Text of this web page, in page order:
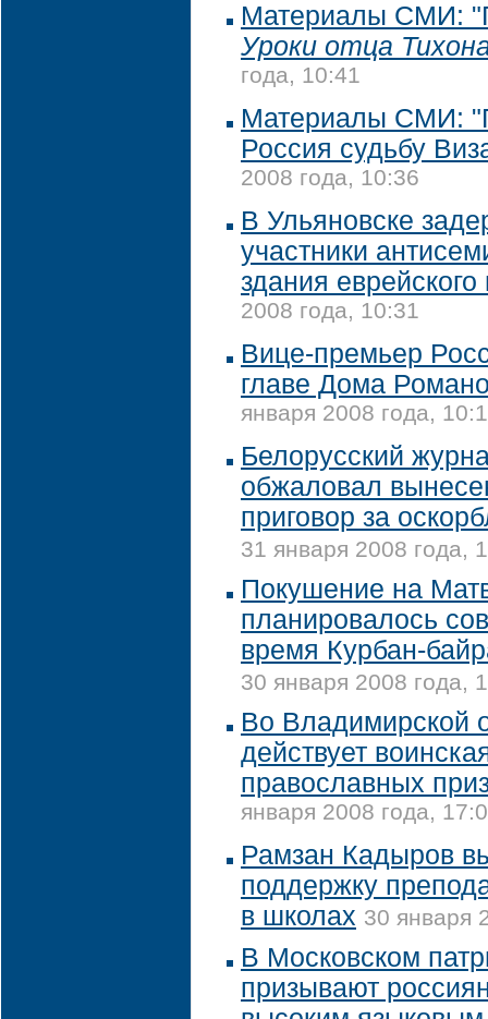
Материалы СМИ:
Уроки отца
года, 10:41
Материалы СМИ:
Россия судьбу
2008 года, 10:36
В Ульяновске
участники
здания еврейского
2008 года, 10:31
Вице-премьер
главе Дома
января 2008 года,
Белорусский
обжаловал
приговор за
31 января 2008 года,
Покушение на
планировалось
время Курбан-
30 января 2008 года,
Во Владимирской
действует
православных
января 2008 года,
Рамзан Кадыров
поддержку
в школах 30 января
В Московском
призывают